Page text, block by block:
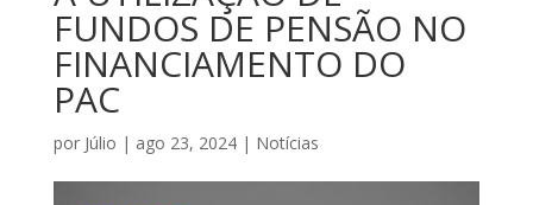
FUNDOS DE PENSÃO NO
FINANCIAMENTO DO
PAC
por Júlio | ago 23, 2024| Notícias